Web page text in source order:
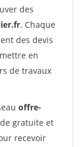
des
. Chaque
des devis
en
de travaux
offre-
gratuite et
recevoir